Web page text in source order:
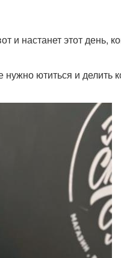
и настанет этот день,
ютиться и делить